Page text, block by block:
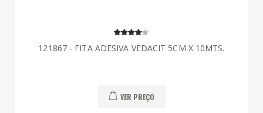
121867 - FITA ADESIVA VEDACIT 5CM X 10MTS.
VER PREÇO